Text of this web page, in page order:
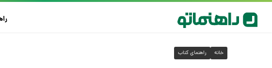
خانه راهنمای کتاب